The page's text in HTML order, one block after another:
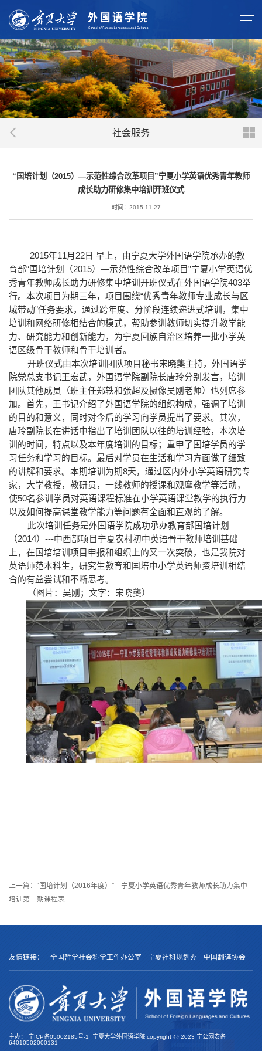
社会服务
“国培计划（2015）—示范性综合改革项目”宁夏小学英语优秀青年教师
成长助力研修集中培训开班仪式
时间：2015-11-27
2015年11月22日 早上，由宁夏大学外国语学院承办的教
育部“国培计划（2015）—示范性综合改革项目”宁夏小学英语优
秀青年教师成长助力研修集中培训开班仪式在外国语学院403举
行。本次项目为期三年，项目围绕“优秀青年教师专业成长与区
域带动”任务要求，通过跨年度、分阶段连续递进式培训，集中
培训和网络研修相结合的模式，帮助参训教师切实提升教学能
力、研究能力和创新能力，为宁夏回族自治区培养一批小学英
语区级骨干教师和骨干培训者。
开班仪式由本次培训团队项目秘书宋晓龑主持，外国语学
院党总支书记王宏武，外国语学院副院长唐玲分别发言，培训
团队其他成员（班主任郑轶和张超及摄像吴刚老师）也列席参
加。首先，王书记介绍了外国语学院的组织构成，强调了培训
的目的和意义，同时对今后的学习向学员提出了要求。其次，
唐玲副院长在讲话中指出了培训团队以往的培训经验，本次培
训的时间，特点以及本年度培训的目标；重申了国培学员的学
习任务和学习的目标。最后对学员在生活和学习方面做了细致
的讲解和要求。本期培训为期8天，通过区内外小学英语研究专
家，大学教授，教研员，一线教师的授课和观摩教学等活动，
使50名参训学员对英语课程标准在小学英语课堂教学的执行力
以及如何提高课堂教学能力等问题有全面和直观的了解。
此次培训任务是外国语学院成功承办教育部国培计划
（2014）---中西部项目宁夏农村初中英语骨干教师培训基础
上，在国培培训项目申报和组织上的又一次突破，也是我院对
英语师范本科生，研究生教育和国培中小学英语师资培训相结
合的有益尝试和不断思考。
（图片：吴刚；文字：宋晓龑）
上一篇： “国培计划（2016年度）”—宁夏小学英语优秀青年教师成长助力集中
培训第一期课程表
友情链接： 全国哲学社会科学工作办公室 宁夏社科规划办 中国翻译协会
主办： 宁ICP备05002185号-1 宁夏大学外国语学院 copyright @ 2023 宁公网安备
64010502000131